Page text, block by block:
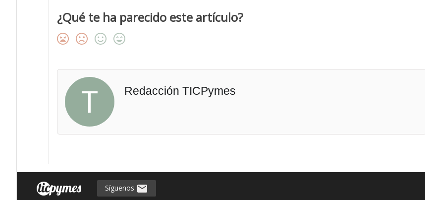
¿Qué te ha parecido este artículo?
T Redacción TICPymes
Síguenos